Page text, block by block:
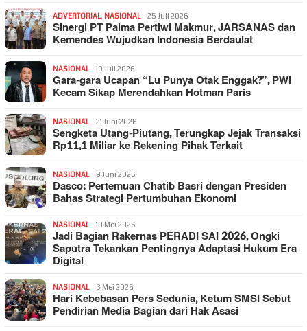
ADVERTORIAL, NASIONAL 25 Juli 2026
Sinergi PT Palma Pertiwi Makmur, JARSANAS dan
Kemendes Wujudkan Indonesia Berdaulat
NASIONAL 19 Juli 2026
Gara-gara Ucapan “Lu Punya Otak Enggak?”, PWI
Kecam Sikap Merendahkan Hotman Paris
NASIONAL 21 Juni 2026
Sengketa Utang-Piutang, Terungkap Jejak Transaksi
Rp11,1 Miliar ke Rekening Pihak Terkait
NASIONAL 9 Juni 2026
Dasco: Pertemuan Chatib Basri dengan Presiden
Bahas Strategi Pertumbuhan Ekonomi
NASIONAL 10 Mei 2026
Jadi Bagian Rakernas PERADI SAI 2026, Ongki
Saputra Tekankan Pentingnya Adaptasi Hukum Era
Digital
NASIONAL 3 Mei 2026
Hari Kebebasan Pers Sedunia, Ketum SMSI Sebut
Pendirian Media Bagian dari Hak Asasi